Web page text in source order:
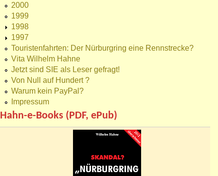
2000
1999
1998
1997
Touristenfahrten: Der Nürburgring eine Rennstrecke?
Vita Wilhelm Hahne
Jetzt sind SIE als Leser gefragt!
Von Null auf Hundert ?
Warum kein PayPal?
Impressum
Hahn-e-Books (PDF, ePub)